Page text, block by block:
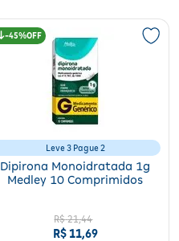
45%
Leve 3 Pague 2
Dipirona Monoidratada 1g
Medley 10 Comprimidos
R$ 21,44
R$11,69